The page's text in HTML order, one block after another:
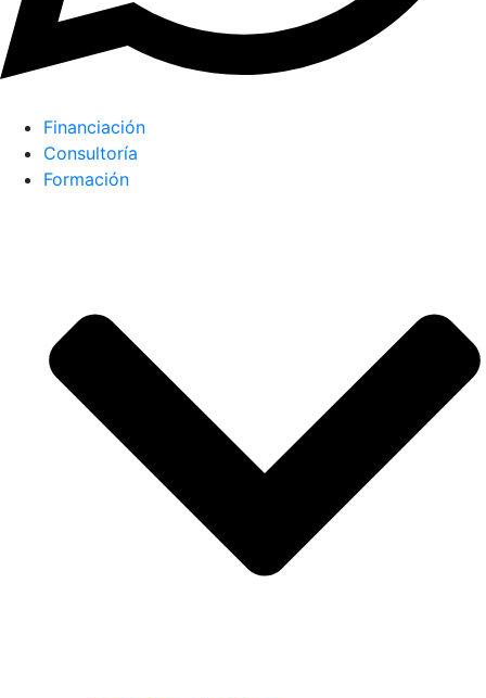
Financiación
Consultoría
Formación